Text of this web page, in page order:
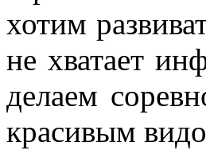
хотим
не хватает
делаем
красивым